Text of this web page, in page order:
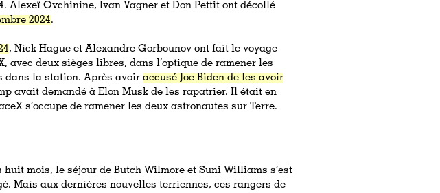
Alexeï Ovchinine, Ivan Vagner et Don Pettit ont décollé
2024.
, Nick Hague et Alexandre Gorbounov ont fait le voyage
avec deux sièges libres, dans l’optique de ramener les
dans la station. Après avoiraccusé Joe Biden de les avoir
avait demandé à Elon Musk de les rapatrier. Il était en
s’occupe de ramener les deux astronautes sur Terre.
mois, le séjour de Butch Wilmore et Suni Williams s’est
Mais aux dernières nouvelles terriennes, ces rangers de